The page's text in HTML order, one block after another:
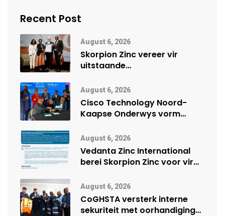
Recent Post
August 6, 2026
Skorpion Zinc vereer vir
uitstaande
Namibië Mynbou Ekspo
August 6, 2026
Cisco Technology Noord-
Kaapse Onderwys vorm
vennootskap
August 6, 2026
Vedanta Zinc International
berei Skorpion Zinc voor vir
August 6, 2026
CoGHSTA versterk interne
sekuriteit met oorhandiging